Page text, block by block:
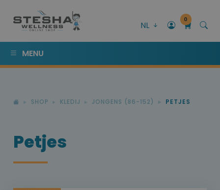
NL
0
MENU
SHOP KLEDIJ JONGENS (86-152) PETJES
Petjes